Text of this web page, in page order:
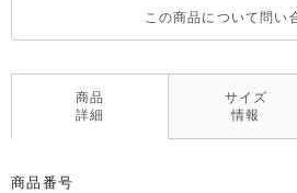
この商品について問い
商品
詳細
サイズ
情報
商品番号